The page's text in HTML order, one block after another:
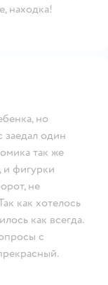
находка!
но
один
так же
и фигурки
не
как хотелось
как всегда.
с